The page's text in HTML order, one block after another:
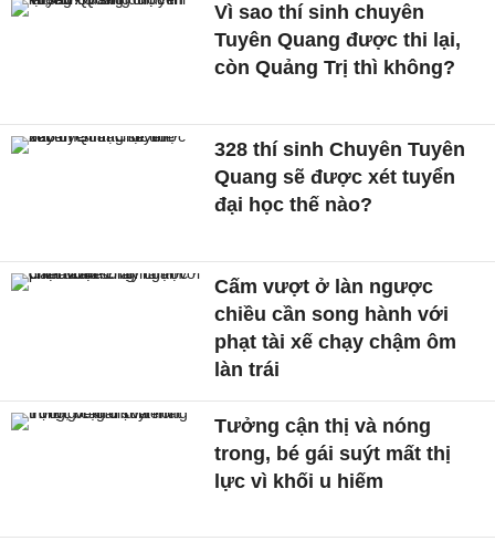
Vì sao thí sinh chuyên
Tuyên Quang được thi lại,
còn Quảng Trị thì không?
328 thí sinh Chuyên Tuyên
Quang sẽ được xét tuyển
đại học thế nào?
Cấm vượt ở làn ngược
chiều cần song hành với
phạt tài xế chạy chậm ôm
làn trái
Tưởng cận thị và nóng
trong, bé gái suýt mất thị
lực vì khối u hiếm